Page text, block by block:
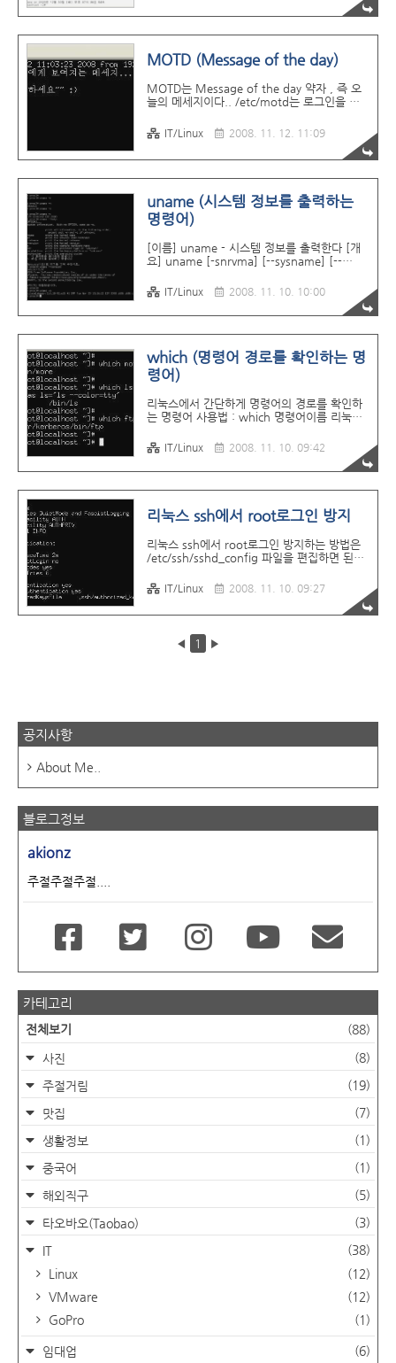
MOTD (Message of the day)
MOTD는 Message of the day 약자 , 즉 오
늘의 메세지이다.. /etc/motd는 로그인을 성
/etc/motd에 있는 내용을 뿌려준다. 모든 유
저에게 메일을 보내는것보다 용량을 적게 차지
IT/Linux 2008. 11. 12. 11:09
uname (시스템 정보를 출력하는
명령어)
[이름] uname - 시스템 정보를 출력한다 [개
요] uname [-snrvma] [--sysname] [--
[--help] [--version] [설명] uname 은 현재
작동 중인 머신과 운영체제에 대한 정보를 출
력한다. 아무런 옵션도 주어지지 않으면,
주어지면 각 항목마다 스페이스 문자로 구분하
여 ‘snrvm’ 순서대로선택된 정보를 출력한다.
[옵션] -m, --machine 머신(하드웨어) 타입을
드 호스트명을 출력한다. -r, --release 운영체
제 릴리즈 넘버를 ..
IT/Linux 2008. 11. 10. 10:00
which (명령어 경로를 확인하는 명
령어)
리눅스에서 간단하게 명령어의 경로를 확인하
는 명령어 사용법 : which 명령어이름 리눅스
로가 너무 길어서 확인해야 할 경우에 사용하
는 명령어이다.
IT/Linux 2008. 11. 10. 09:42
리눅스 ssh에서 root로그인 방지
리눅스 ssh에서 root로그인 방지하는 방법은
/etc/ssh/sshd_config 파일을 편집하면 된다.
sshd_config 파일중
=======================
을 =======================
PermitRootLogin no
IT/Linux 2008. 11. 10. 09:27
◀ 1 ▶
공지사항
About Me..
블로그정보
akionz
주절주절주절....
카테고리
전체보기 (88)
사진
(8)
주절거림
(19)
맛집
(7)
생활정보
(1)
중국어
(1)
해외직구
(5)
타오바오(Taobao)
(3)
IT
(38)
Linux
(12)
VMware
(12)
GoPro
(1)
임대업 (6)